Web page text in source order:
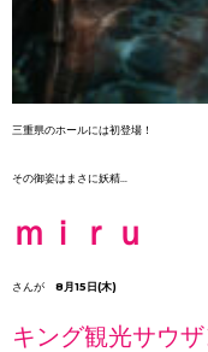
三重県のホールには初登場！
その御姿はまさに妖精…
ｍｉｒｕ
さんが 8月15日(木)
キング観光サウ